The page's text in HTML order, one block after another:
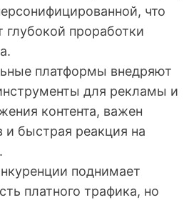
что
глубокой проработки
платформы внедряют
для рекламы и
контента, важен
и быстрая реакция на
поднимает
платного трафика, но